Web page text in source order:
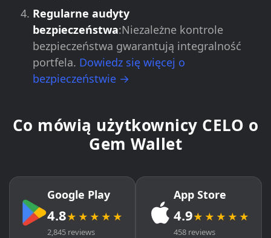
Regularne audyty
bezpieczeństwa:Niezależne kontrole
bezpieczeństwa gwarantują integralność
portfela. Dowiedz się więcej o
bezpieczeństwie →
Co mówią użytkownicy CELO o
Gem Wallet
Google Play
4.8★★★★★
2,845 reviews
App Store
4.9★★★★★
458 reviews